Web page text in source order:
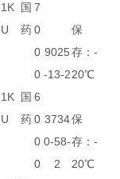
1K
U
国
药
7
0
0
0
9025
-13-2
保
存：-
20℃
1K
U
国
药
6
0
0
0
3734
0-58-
2
保
存：-
20℃